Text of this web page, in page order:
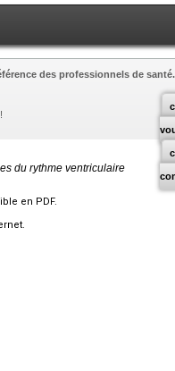
des professionnels de santé.
du rythme ventriculaire
en PDF.